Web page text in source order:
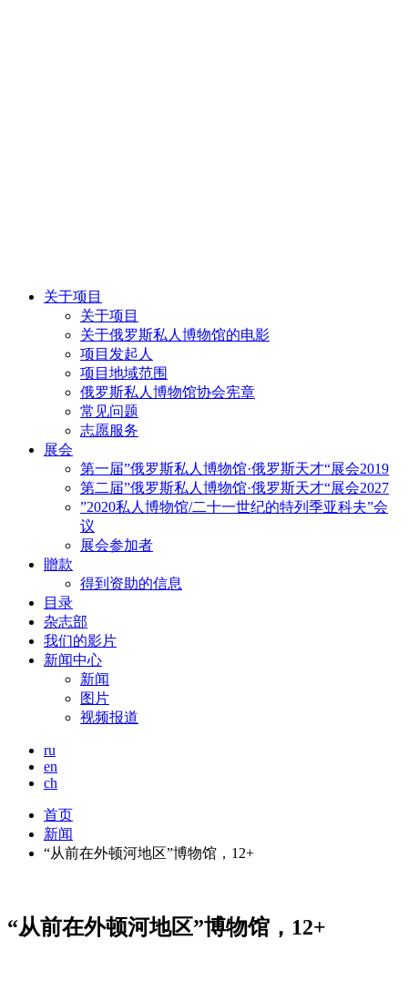
关于项目
关于项目
关于俄罗斯私人博物馆的电影
项目发起人
项目地域范围
俄罗斯私人博物馆协会宪章
常见问题
志愿服务
展会
第一届”俄罗斯私人博物馆·俄罗斯天才“展会2019
第二届”俄罗斯私人博物馆·俄罗斯天才“展会2027
”2020私人博物馆/二十一世纪的特列季亚科夫”会
议
展会参加者
贈款
得到资助的信息
目录
杂志部
我们的影片
新闻中心
新闻
图片
视频报道
ru
en
ch
首页
新闻
“从前在外顿河地区”博物馆，12+
“从前在外顿河地区”博物馆，12+